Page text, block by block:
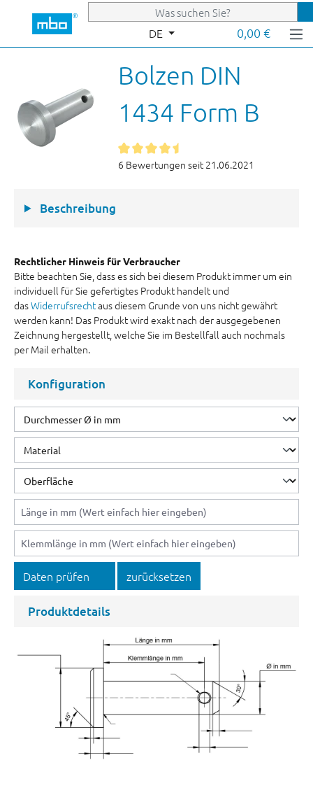
Zum Hauptinhalt springen
DE 0,00 €
Bolzen DIN
1434 Form B
6 Bewertungen seit 21.06.2021
Beschreibung
Rechtlicher Hinweis für Verbraucher
Bitte beachten Sie, dass es sich bei diesem Produkt immer um ein
individuell für Sie gefertigtes Produkt handelt und
dasWiderrufsrechtaus diesem Grunde von uns nicht gewährt
werden kann! Das Produkt wird exakt nach der ausgegebenen
Zeichnung hergestellt, welche Sie im Bestellfall auch nochmals
per Mail erhalten.
Konfiguration
Daten prüfen zurücksetzen
Produktdetails